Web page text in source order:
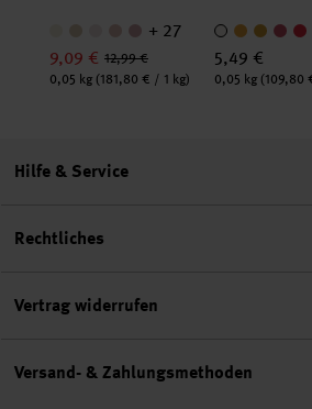
+ 27
9,09 € 12,99 €
Inhalt:
0,05 kg (181,80 € / 1 kg)
5,49 €
Inhalt:
0,05 kg (109,80
Hilfe & Service
Rechtliches
Vertrag widerrufen
Versand- & Zahlungsmethoden